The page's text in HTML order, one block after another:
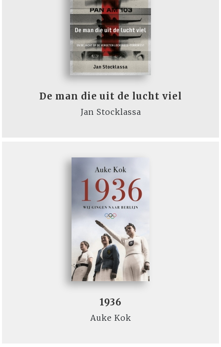
De man die uit de lucht viel
Jan Stocklassa
1936
Auke Kok